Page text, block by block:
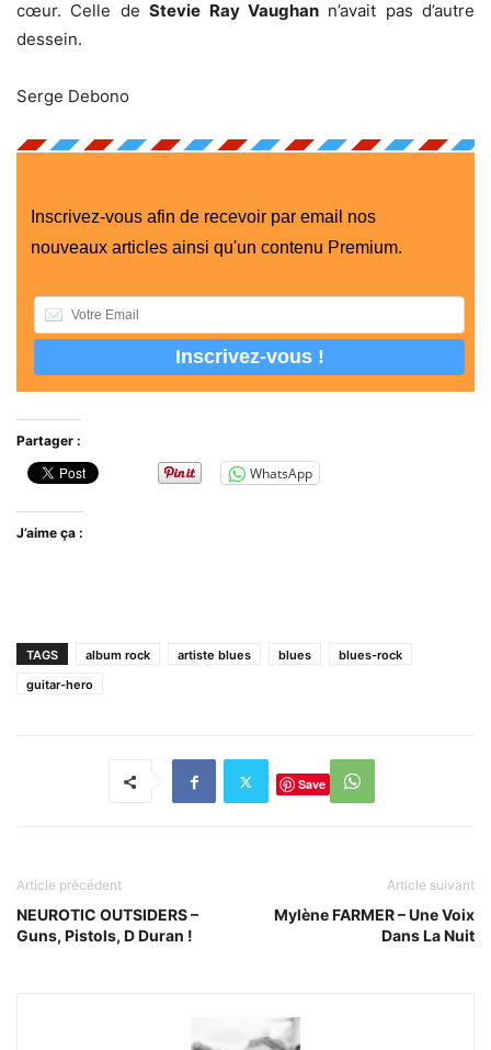
cœur. Celle deStevie Ray Vaughann’avait pas d’autre
dessein.
Serge Debono
Inscrivez-vous afin de recevoir par email nos
nouveaux articles ainsi qu'un contenu Premium.
Partager :
WhatsApp
J’aime ça :
TAGS album rock artiste blues blues
blues-rock
guitar-hero
Save
Article précédent
NEUROTIC OUTSIDERS –
Guns, Pistols, D Duran !
Article suivant
Mylène FARMER – Une Voix
Dans La Nuit